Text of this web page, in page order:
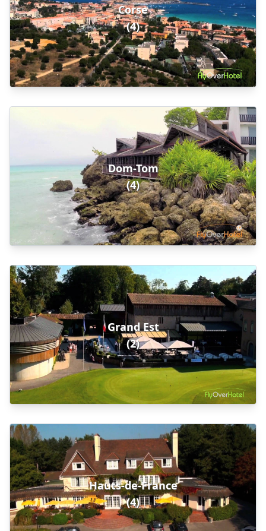
Corse
(4)
Dom-Tom
(4)
Grand Est
(2)
Hauts-de-France
(4)